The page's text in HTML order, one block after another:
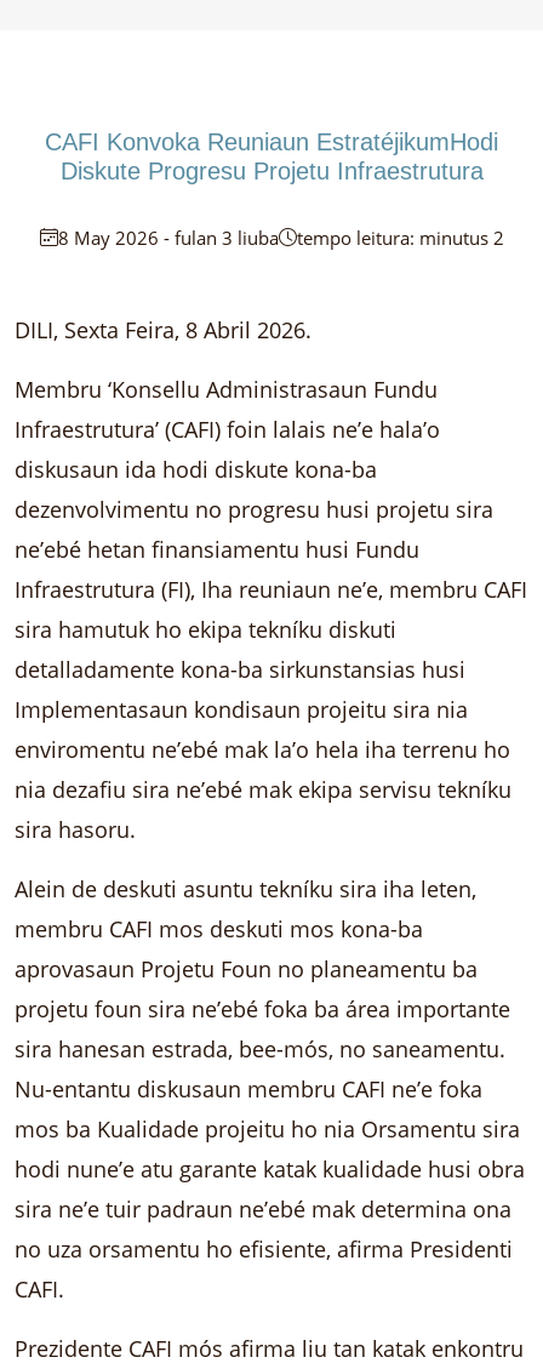
CAFI Konvoka Reuniaun EstratéjikumHodi
Diskute Progresu Projetu Infraestrutura
8 May 2026 - fulan 3 liuba tempo leitura: minutus 2
DILI, Sexta Feira, 8 Abril 2026.
Membru ‘Konsellu Administrasaun Fundu
Infraestrutura’ (CAFI) foin lalais ne’e hala’o
diskusaun ida hodi diskute kona-ba
dezenvolvimentu no progresu husi projetu sira
ne’ebé hetan finansiamentu husi Fundu
Infraestrutura (FI), Iha reuniaun ne’e, membru CAFI
sira hamutuk ho ekipa tekníku diskuti
detalladamente kona-ba sirkunstansias husi
Implementasaun kondisaun projeitu sira nia
enviromentu ne’ebé mak la’o hela iha terrenu ho
nia dezafiu sira ne’ebé mak ekipa servisu tekníku
sira hasoru.
Alein de deskuti asuntu tekníku sira iha leten,
membru CAFI mos deskuti mos kona-ba
aprovasaun Projetu Foun no planeamentu ba
projetu foun sira ne’ebé foka ba área importante
sira hanesan estrada, bee-mós, no saneamentu.
Nu-entantu diskusaun membru CAFI ne’e foka
mos ba Kualidade projeitu ho nia Orsamentu sira
hodi nune’e atu garante katak kualidade husi obra
sira ne’e tuir padraun ne’ebé mak determina ona
no uza orsamentu ho efisiente, afirma Presidenti
CAFI.
Prezidente CAFI mós afirma liu tan katak enkontru